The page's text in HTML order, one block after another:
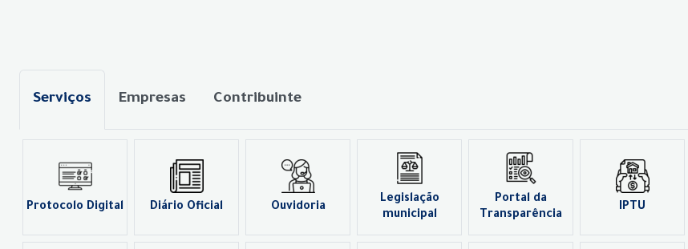
Serviços Empresas Contribuinte
Protocolo Digital Diário Oficial Ouvidoria
Legislação
municipal
Portal da
Transparência
IPTU